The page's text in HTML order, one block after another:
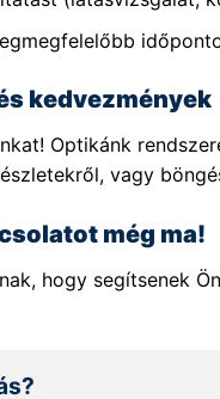
kedvezmények
Optikánk
vagy
még ma!
hogy segítsenek